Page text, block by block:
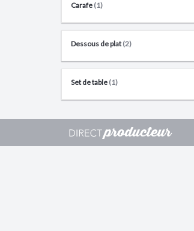
Carafe (1)
Dessous de plat(2)
Set de table (1)